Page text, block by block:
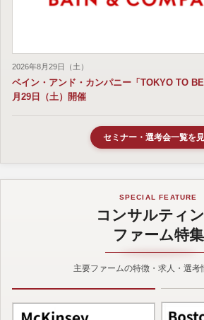
2026年8月29日（土）
ベイン・アンド・カンパニー「TOKYO TO
月29日（土）開催
セミナー・選考会一覧を
SPECIAL FEATURE
コンサルティ
ファーム特集
主要ファームの特徴・求人・選考